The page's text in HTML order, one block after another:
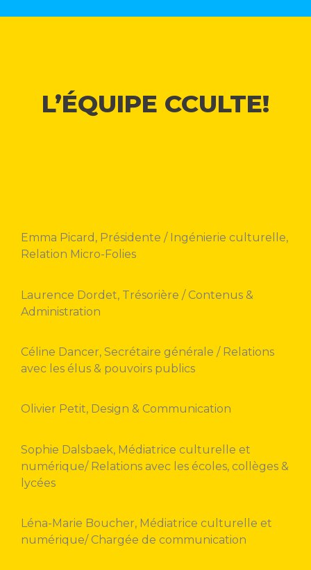
L’ÉQUIPE CCULTE!
Emma Picard, Présidente / Ingénierie culturelle,
Relation Micro-Folies
Laurence Dordet, Trésorière / Contenus &
Administration
Céline Dancer, Secrétaire générale / Relations
avec les élus & pouvoirs publics
Olivier Petit, Design & Communication
Sophie Dalsbaek, Médiatrice culturelle et
numérique/ Relations avec les écoles, collèges &
lycées
Léna-Marie Boucher, Médiatrice culturelle et
numérique/ Chargée de communication